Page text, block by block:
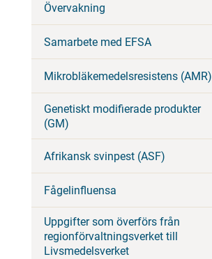
Övervakning
Samarbete med EFSA
Mikrobläkemedelsresistens (AMR)
Genetiskt modifierade produkter
(GM)
Afrikansk svinpest (ASF)
Fågelinfluensa
Uppgifter som överförs från
regionförvaltningsverket till
Livsmedelsverket